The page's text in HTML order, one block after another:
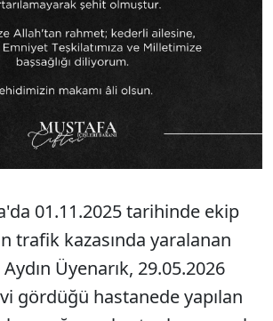
01.11.2025 tarihinde ekip
trafik kazasında yaralanan
Üyenarık, 29.05.2026
gördüğü hastanede yapılan